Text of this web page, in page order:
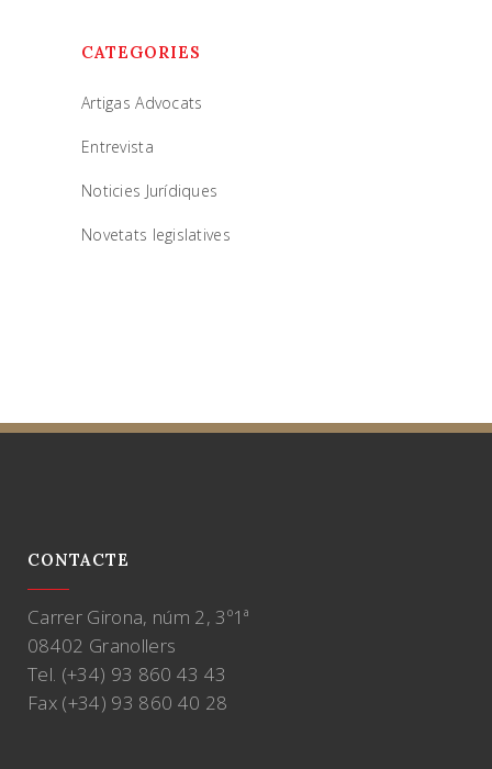
CATEGORIES
Artigas Advocats
Entrevista
Noticies Jurídiques
Novetats legislatives
CONTACTE
Carrer Girona, núm 2, 3º1ª
08402 Granollers
Tel. (+34) 93 860 43 43
Fax (+34) 93 860 40 28